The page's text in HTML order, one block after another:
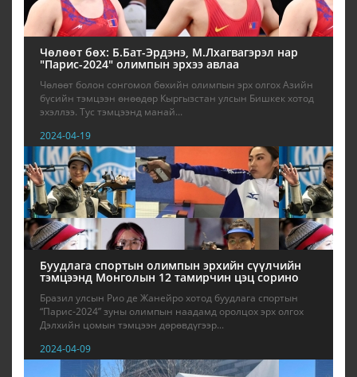
Чөлөөт бөх: Б.Бат-Эрдэнэ, М.Лхагвагэрэл нар
"Парис-2024" олимпын эрхээ авлаа
Чөлөөт болон сонгомол бөхийн олимпын эрх олгох Азийн
бүсийн тэмцээн өнөөдөр Кыргызстан улсын Бишкек хотод
эхэллээ. Тус тэмцээнд манай...
2024-04-19
Буудлага спортын олимпын эрхийн сүүлчийн
тэмцээнд Монголын 12 тамирчин цэц сорино
Бразил улсын Рио де Жанейро хотод буудлага спортын
“Парис-2024” зуны олимпын наадамд оролцох эрх олгох
Дэлхийн цомын тэмцээн дөрөвдүгээр...
2024-04-09